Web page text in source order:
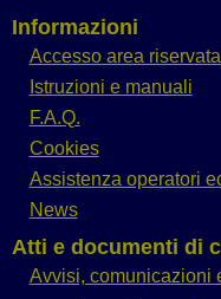
Informazioni
Accesso area
Istruzioni e manuali
F.A.Q.
Cookies
Assistenza operatori
News
Atti e documenti di
Avvisi, comunicazioni